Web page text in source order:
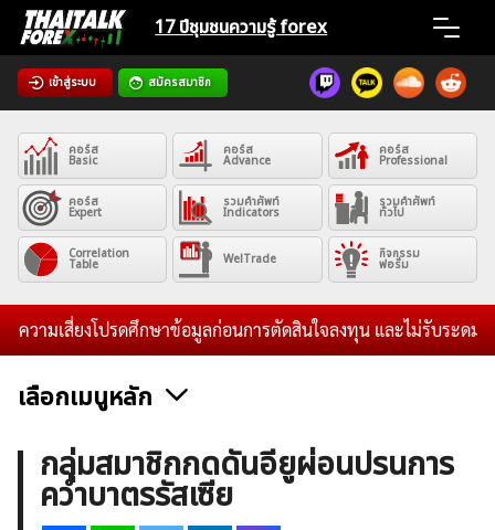
Skip
content
17 ปีชุมชนความรู้ forex
เข้าสู่ระบบ สมัครสมาชิก
Home
News
Articles
VPS Register
ค้นหา
สำหรับ:
คอร์ส
Basic
คอร์ส
Advance
คอร์ส
Professional
คอร์ส
Expert
รวมคำศัพท์
Indicators
รวมคำศัพท์
ทั่วไป
Correlation
Table WelTrade กิจกรรม
ฟอรั่ม
ามเสี่ยงโปรดศึกษาข้อมูลก่อนการตัดสินใจลงทุน และไม่รับระดมทุนใ
เลือกเมนูหลัก
ข่าวฟอเร็กซ์และสกุลเงิน คริปโตเคอร์เรนซี
ฟรีซิกแนล รายวัน
บทวิเคราะห์
เศรษฐกิจทั่วไป
กลุ่มสมาชิกกดดันอียูผ่อนปรนการ
คว่ำบาตรรัสเซีย